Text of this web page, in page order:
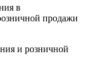
в
продажи
и розничной